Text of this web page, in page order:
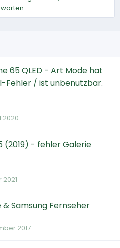
65 QLED - Art Mode hat
Fehler / ist unbenutzbar.
2020
(2019) - fehler Galerie
2021
Samsung Fernseher
2017